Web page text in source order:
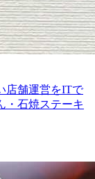
店舗運営をITで
・石焼ステーキ